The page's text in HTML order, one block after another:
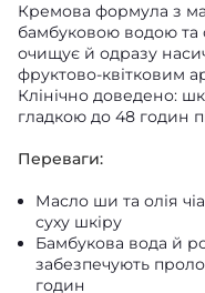
Кремова формула з
бамбуковою водою та
очищує й одразу
фруктово-квітковим
Клінічно доведено:
гладкою до 48 годин
Переваги:
Масло ши та олія
суху шкіру
Бамбукова вода й
забезпечують
годин